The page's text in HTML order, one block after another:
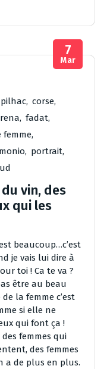
, corse,
, fadat,
femme,
, portrait,
7
Mar
vin, des
qui les
beaucoup…c’est
je vais lui dire à
toi ! Ca te va ?
être au beau
la femme c’est
si elle ne
qui font ça !
femmes qui
des femmes
a de plus en plus.